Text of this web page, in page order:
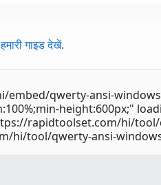
हमारी गाइड देखें.